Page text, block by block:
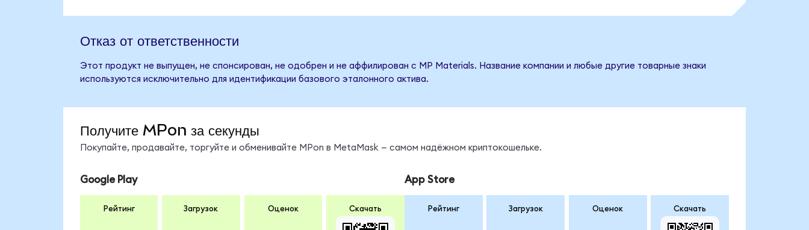
Отказ от ответственности
Этот продукт не выпущен, не спонсирован, не одобрен и не аффилирован с MP Materials. Название компании и любые другие товарные знаки
используются исключительно для идентификации базового эталонного актива.
Получите MPon за секунды
Покупайте, продавайте, торгуйте и обменивайте MPon в MetaMask — самом надёжном криптокошельке.
Google Play
Рейтинг Загрузок Оценок Скачать
App Store
Рейтинг Загрузок Оценок Скачать